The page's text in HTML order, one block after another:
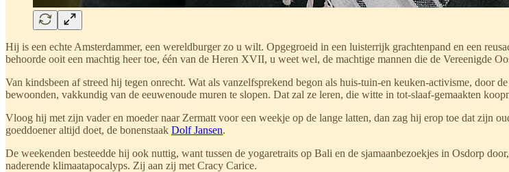
Hij is een echte Amsterdammer, een wereldburger zo u wilt. Opgegroeid in een luisterrijk grachtenpand en een
behoorde ooit een machtig heer toe, één van de Heren XVII, u weet wel, de machtige mannen die de Vereenigde
Van kindsbeen af streed hij tegen onrecht. Wat als vanzelfsprekend begon als huis-tuin-en keuken-activisme,
bewoonden, vakkundig van de eeuwenoude muren te slopen. Dat zal ze leren, die witte in tot-slaaf-gemaakten
Vloog hij met zijn vader en moeder naar Zermatt voor een weekje op de lange latten, dan zag hij erop toe dat zijn
goeddoener altijd doet, de bonenstaak Dolf Jansen.
De weekenden besteedde hij ook nuttig, want tussen de yogaretraits op Bali en de sjamaanbezoekjes in Osdorp
naderende klimaatapocalyps. Zij aan zij met Cracy Carice.